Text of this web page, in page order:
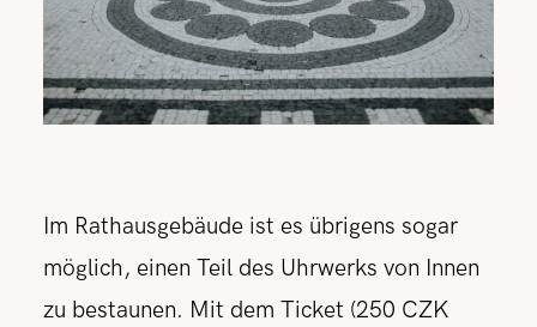
Im Rathausgebäude ist es übrigens sogar
möglich, einen Teil des Uhrwerks von Innen
zu bestaunen. Mit dem Ticket (250 CZK